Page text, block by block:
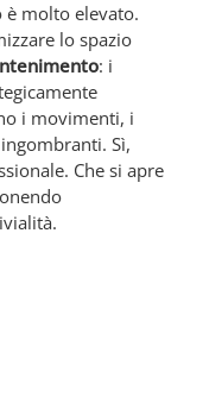
è molto elevato.
lo spazio
: i
i movimenti, i
Sì,
Che si apre